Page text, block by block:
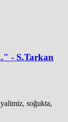
- S.Tarkan
soğukta,